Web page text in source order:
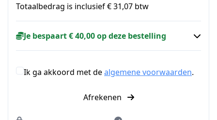
Totaalbedrag is inclusief € 31,07 btw
Je bespaart € 40,00 op deze bestelling
Ik ga akkoord met dealgemene voorwaarden.
Afrekenen